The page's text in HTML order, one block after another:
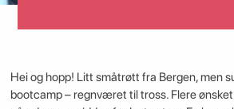
Hei og hopp! Litt småtrøtt fra Bergen, men
bootcamp – regnværet til tross. Flere